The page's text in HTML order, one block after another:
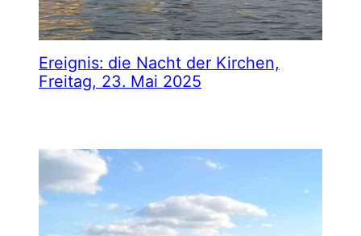
Ereignis: die Nacht der Kirchen,
Freitag, 23. Mai 2025